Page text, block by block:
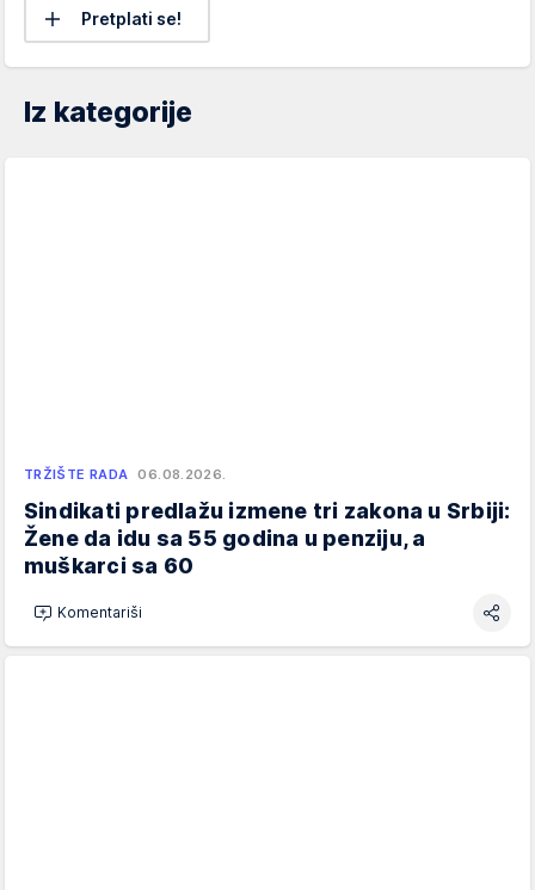
Pretplati se!
Iz kategorije
TRŽIŠTE RADA 06.08.2026.
Sindikati predlažu izmene tri zakona u Srbiji:
Žene da idu sa 55 godina u penziju, a
muškarci sa 60
Komentariši